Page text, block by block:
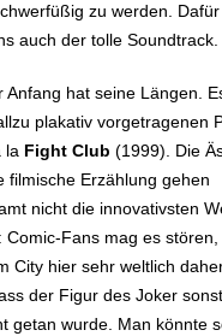
zu werden.
auch der tolle Soundtrack.
Anfang hat seine Längen.
plakativ vorgetragenen
la Fight Club (1999). Die
filmische Erzählung gehen
nicht die innovativsten
Comic-Fans mag es
City hier sehr weltlich
der Figur des Joker
getan wurde. Man könnte